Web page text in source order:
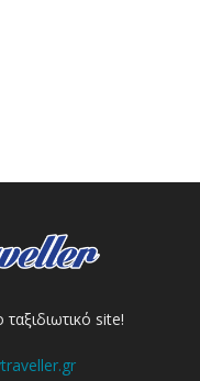
site!